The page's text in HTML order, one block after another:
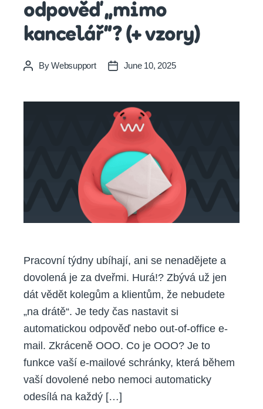
odpověď „mimo
kancelář“? (+ vzory)
PostByWebsupport
PostJune 10, 2025
Pracovní týdny ubíhají, ani se nenadějete a
dovolená je za dveřmi. Hurá!? Zbývá už jen
dát vědět kolegům a klientům, že nebudete
„na drátě“. Je tedy čas nastavit si
automatickou odpověď nebo out-of-office e-
mail. Zkráceně OOO. Co je OOO? Je to
funkce vaší e-mailové schránky, která během
vaší dovolené nebo nemoci automaticky
odesílá na každý […]